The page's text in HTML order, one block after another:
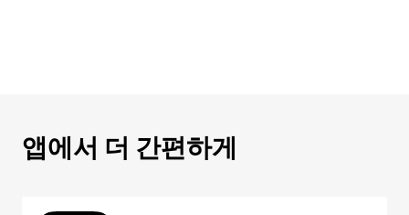
앱에서 더 간편하게